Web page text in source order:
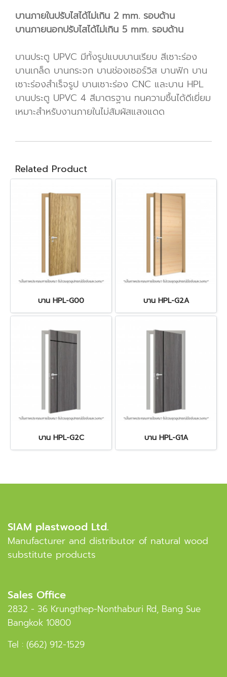
บานภายในปรับไสได้ไม่เกิน 2 mm. รอบด้าน
บานภายนอกปรับไสได้ไม่เกิน 5 mm. รอบด้าน
บานประตู UPVC มีทั้งรูปแบบบานเรียบ สีเซาะร่อง
บานเกล็ด บานกระจก บานช่องเซอร์วิส บานฟัก บาน
เซาะร่องสำเร็จรูป บานเซาะร่อง CNC และบาน HPL
บานประตู UPVC 4 สีมาตรฐาน ทนความชื้นได้ดีเยี่ยม
เหมาะสำหรับงานภายในไม่สัมผัสแสงแดด
Related Product
บาน HPL-G00 บาน HPL-G2A
บาน HPL-G2C บาน HPL-G1A
SIAM plastwood Ltd.
Manufacturer and distributor of natural wood
substitute products
Sales Office
2832 - 36 Krungthep-Nonthaburi Rd, Bang Sue
Bangkok 10800
Tel : (662) 912-1529